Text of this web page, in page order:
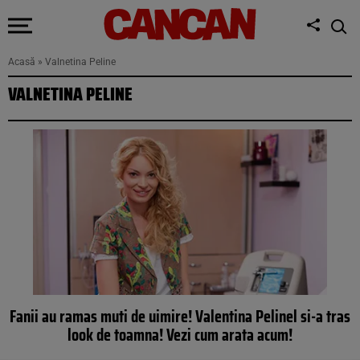
Acasă » Valnetina Peline
VALNETINA PELINE
Fanii au ramas muti de uimire! Valentina Pelinel si-a tras
look de toamna! Vezi cum arata acum!